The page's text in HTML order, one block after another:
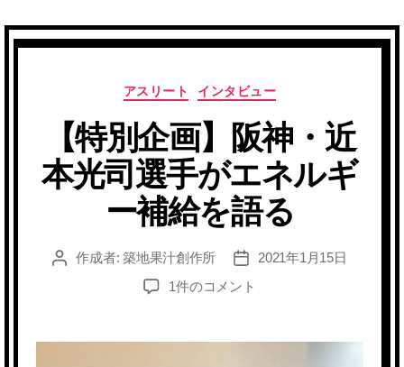
所
ブ
グ
カ
ゴ
リ
ー
アスリート インタビュー
【特別企画】阪神・近
本光司選手がエネルギ
ー補給を語る
投
作成者:築地果汁創作所
投
稿
日
2021年1月15日
【特
画】
1件のコメント